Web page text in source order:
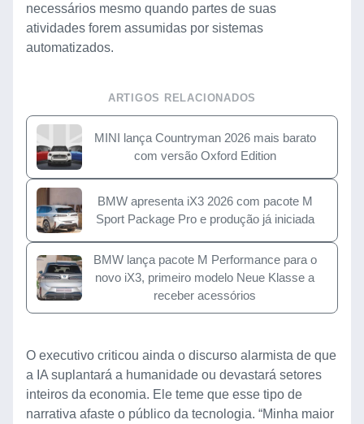
necessários mesmo quando partes de suas
atividades forem assumidas por sistemas
automatizados.
ARTIGOS RELACIONADOS
MINI lança Countryman 2026 mais barato
com versão Oxford Edition
BMW apresenta iX3 2026 com pacote M
Sport Package Pro e produção já iniciada
BMW lança pacote M Performance para o
novo iX3, primeiro modelo Neue Klasse a
receber acessórios
O executivo criticou ainda o discurso alarmista de que
a IA suplantará a humanidade ou devastará setores
inteiros da economia. Ele teme que esse tipo de
narrativa afaste o público da tecnologia. “Minha maior